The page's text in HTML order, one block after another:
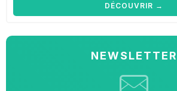
DÉCOUVRIR →
NEWSLETTER